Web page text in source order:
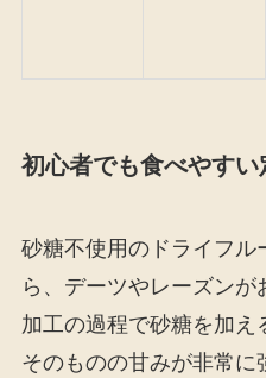
初心者でも食べやす
砂糖不使用のドライフル
ら、デーツやレーズン
加工の過程で砂糖を加え
そのものの甘みが非常に